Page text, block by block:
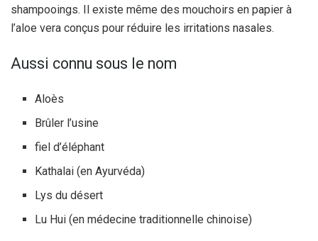
shampooings. Il existe même des mouchoirs en papier à
l’aloe vera conçus pour réduire les irritations nasales.
Aussi connu sous le nom
Aloès
Brûler l’usine
fiel d’éléphant
Kathalai (en Ayurvéda)
Lys du désert
Lu Hui (en médecine traditionnelle chinoise)